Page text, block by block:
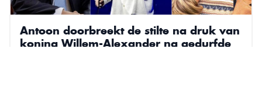
Antoon doorbreekt de stilte na druk van
koning Willem-Alexander na gedurfde